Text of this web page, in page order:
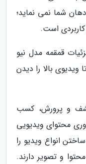
شما نمی نماید؛
است.
قمقمه مدل نیو
بالا را دیدن
و پرورش، کسب
محتوای ویدیویی
انواع ویدیو را
و تصویر دارند.